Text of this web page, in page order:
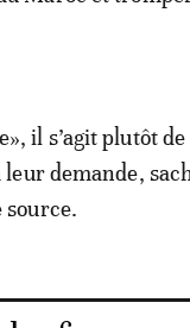
il s’agit plutôt
demande,
source.